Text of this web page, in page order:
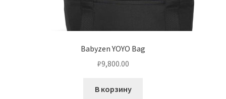
Babyzen YOYO Bag
₽9,800.00
В корзину